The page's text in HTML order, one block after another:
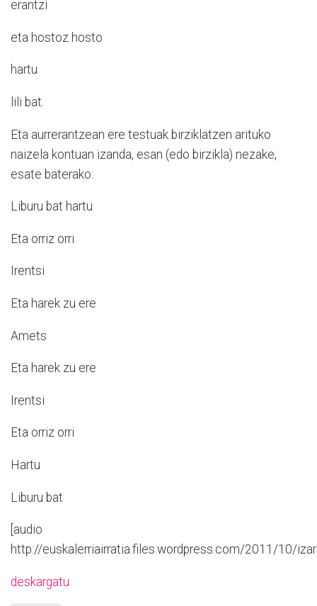
erantzi
eta hostoz hosto
hartu
lili bat.
Eta aurrerantzean ere testuak birziklatzen arituko
naizela kontuan izanda, esan (edo birzikla) nezake,
esate baterako:
Liburu bat hartu
Eta orriz orri
Irentsi
Eta harek zu ere
Amets
Eta harek zu ere
Irentsi
Eta orriz orri
Hartu
Liburu bat
[audio
http://euskalerriairratia.files.wordpress.com/2011/10/
deskargatu